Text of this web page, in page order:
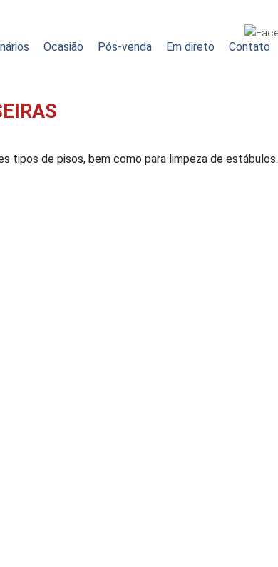
Ocasião Pós-venda Em direto Contato
tipos de pisos, bem como para limpeza de estábulos.